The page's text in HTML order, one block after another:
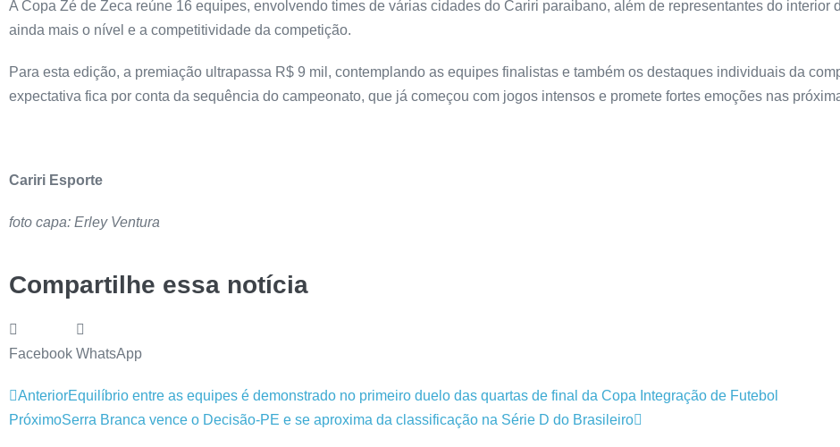
A Copa Zé de Zeca reúne 16 equipes, envolvendo times de várias cidades do Cariri paraibano, além de representantes do interior
ainda mais o nível e a competitividade da competição.
Para esta edição, a premiação ultrapassa R$ 9 mil, contemplando as equipes finalistas e também os destaques individuais da
expectativa fica por conta da sequência do campeonato, que já começou com jogos intensos e promete fortes emoções nas
Cariri Esporte
foto capa: Erley Ventura
Compartilhe essa notícia
Facebook WhatsApp
AnteriorEquilíbrio entre as equipes é demonstrado no primeiro duelo das quartas de final da Copa Integração de Futebol
PróximoSerra Branca vence o Decisão-PE e se aproxima da classificação na Série D do Brasileiro